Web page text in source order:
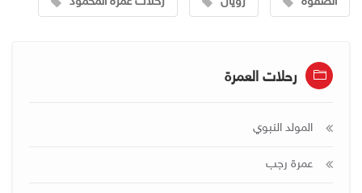
رحلات العمرة
المولد النبوي
عمرة رجب